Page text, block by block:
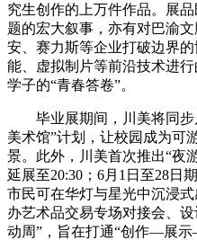
究生创作的上万件作品。展
题的宏大叙事，亦有对巴渝
安、赛力斯等企业打破边界
能、虚拟制片等前沿技术进
学子的“青春答卷”。
毕业展期间，川美将同步
美术馆”计划，让校园成为可
景。此外，川美首次推出“夜
延展至20:30；6月1日至28日
市民可在华灯与星光中沉浸
办艺术品交易专场对接会、
动周”，旨在打通“创作—展